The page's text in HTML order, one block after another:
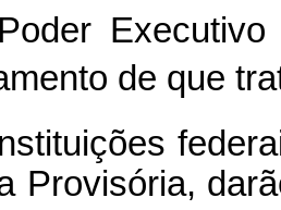
Executivo
de que
Provisória,